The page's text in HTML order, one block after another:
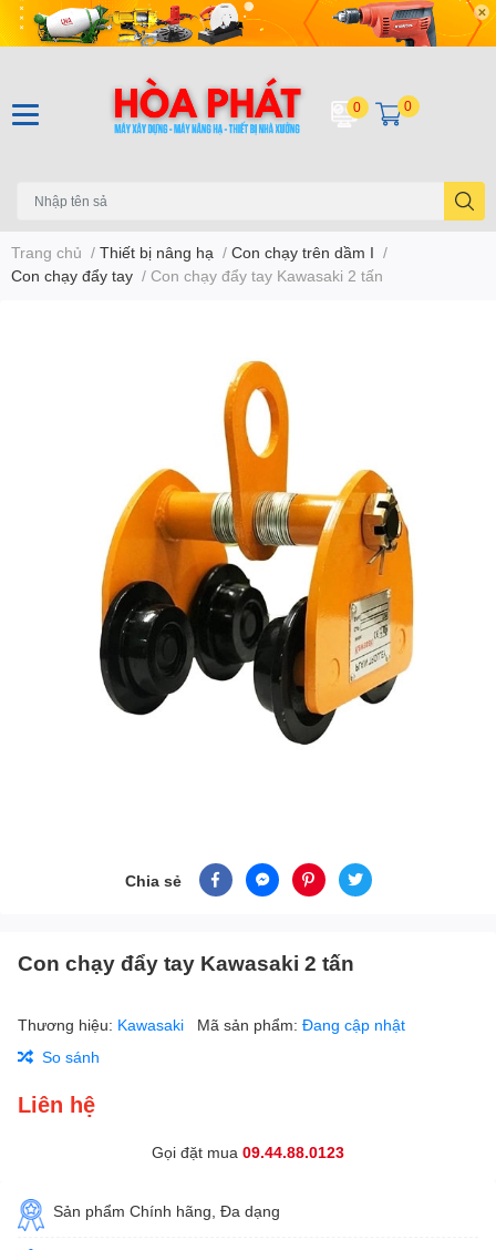
0 0
Trang chủ / Thiết bị nâng hạ / Con chạy trên dầm I /
Con chạy đẩy tay / Con chạy đẩy tay Kawasaki 2 tấn
Chia sẻ
Con chạy đẩy tay Kawasaki 2 tấn
Thương hiệu: Kawasaki Mã sản phẩm: Đang cập nhật
So sánh
Liên hệ
Gọi đặt mua 09.44.88.0123
Sản phẩm Chính hãng, Đa dạng